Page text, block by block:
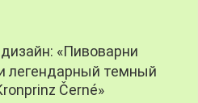
«Пивоварни
легендарный темный
Černé»